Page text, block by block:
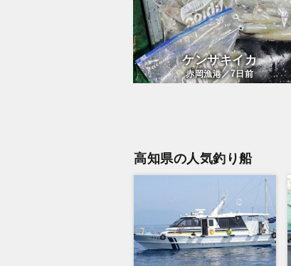
ケンサキイカ
赤岡漁港／7日前
高知県の人気釣り船